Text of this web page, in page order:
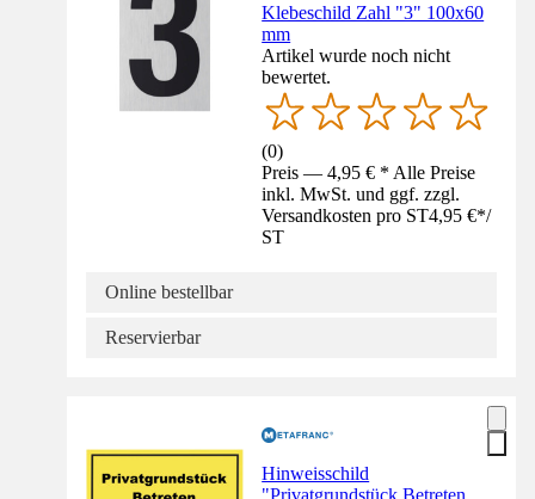
Klebeschild Zahl "3" 100x60
mm
Artikel wurde noch nicht
bewertet.
(0)
Preis — 4,95 € * Alle Preise
inkl. MwSt. und ggf. zzgl.
Versandkosten pro ST4,95 €*/
ST
Online bestellbar
Reservierbar
Hinweisschild